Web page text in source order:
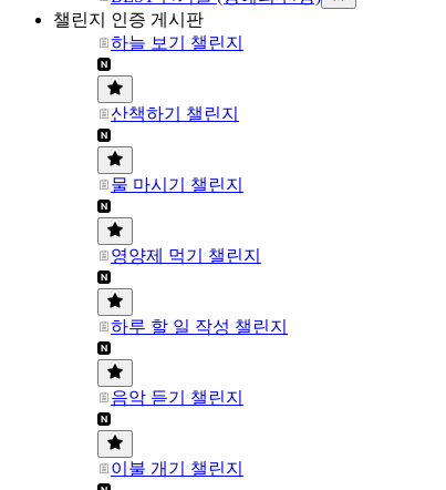
챌린지 인증 게시판
하늘 보기 챌린지
산책하기 챌린지
물 마시기 챌린지
영양제 먹기 챌린지
하루 할 일 작성 챌린지
음악 듣기 챌린지
이불 개기 챌린지